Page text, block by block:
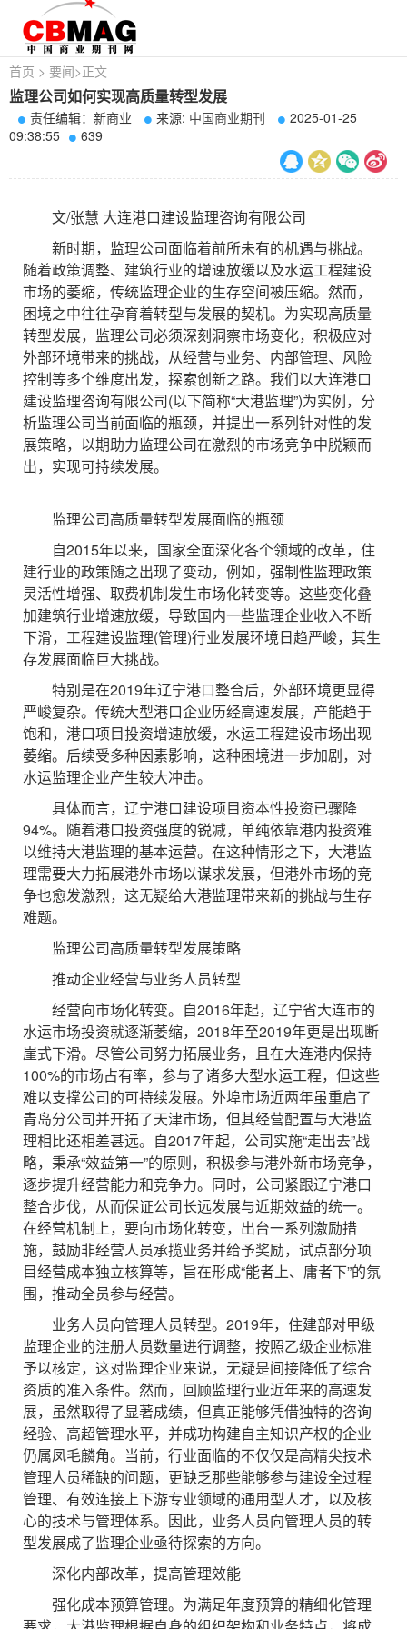
首页 > 要闻>正文
监理公司如何实现高质量转型发展
责任编辑：新商业 来源: 中国商业期刊
2025-01-25
09:38:55
639
文/张慧 大连港口建设监理咨询有限公司
新时期，监理公司面临着前所未有的机遇与挑战。
随着政策调整、建筑行业的增速放缓以及水运工程建设
市场的萎缩，传统监理企业的生存空间被压缩。然而，
困境之中往往孕育着转型与发展的契机。为实现高质量
转型发展，监理公司必须深刻洞察市场变化，积极应对
外部环境带来的挑战，从经营与业务、内部管理、风险
控制等多个维度出发，探索创新之路。我们以大连港口
建设监理咨询有限公司(以下简称“大港监理”)为实例，分
析监理公司当前面临的瓶颈，并提出一系列针对性的发
展策略，以期助力监理公司在激烈的市场竞争中脱颖而
出，实现可持续发展。
监理公司高质量转型发展面临的瓶颈
自2015年以来，国家全面深化各个领域的改革，住
建行业的政策随之出现了变动，例如，强制性监理政策
灵活性增强、取费机制发生市场化转变等。这些变化叠
加建筑行业增速放缓，导致国内一些监理企业收入不断
下滑，工程建设监理(管理)行业发展环境日趋严峻，其生
存发展面临巨大挑战。
特别是在2019年辽宁港口整合后，外部环境更显得
严峻复杂。传统大型港口企业历经高速发展，产能趋于
饱和，港口项目投资增速放缓，水运工程建设市场出现
萎缩。后续受多种因素影响，这种困境进一步加剧，对
水运监理企业产生较大冲击。
具体而言，辽宁港口建设项目资本性投资已骤降
94%。随着港口投资强度的锐减，单纯依靠港内投资难
以维持大港监理的基本运营。在这种情形之下，大港监
理需要大力拓展港外市场以谋求发展，但港外市场的竞
争也愈发激烈，这无疑给大港监理带来新的挑战与生存
难题。
监理公司高质量转型发展策略
推动企业经营与业务人员转型
经营向市场化转变。自2016年起，辽宁省大连市的
水运市场投资就逐渐萎缩，2018年至2019年更是出现断
崖式下滑。尽管公司努力拓展业务，且在大连港内保持
100%的市场占有率，参与了诸多大型水运工程，但这些
难以支撑公司的可持续发展。外埠市场近两年虽重启了
青岛分公司并开拓了天津市场，但其经营配置与大港监
理相比还相差甚远。自2017年起，公司实施“走出去”战
略，秉承“效益第一”的原则，积极参与港外新市场竞争，
逐步提升经营能力和竞争力。同时，公司紧跟辽宁港口
整合步伐，从而保证公司长远发展与近期效益的统一。
在经营机制上，要向市场化转变，出台一系列激励措
施，鼓励非经营人员承揽业务并给予奖励，试点部分项
目经营成本独立核算等，旨在形成“能者上、庸者下”的氛
围，推动全员参与经营。
业务人员向管理人员转型。2019年，住建部对甲级
监理企业的注册人员数量进行调整，按照乙级企业标准
予以核定，这对监理企业来说，无疑是间接降低了综合
资质的准入条件。然而，回顾监理行业近年来的高速发
展，虽然取得了显著成绩，但真正能够凭借独特的咨询
经验、高超管理水平，并成功构建自主知识产权的企业
仍属凤毛麟角。当前，行业面临的不仅仅是高精尖技术
管理人员稀缺的问题，更缺乏那些能够参与建设全过程
管理、有效连接上下游专业领域的通用型人才，以及核
心的技术与管理体系。因此，业务人员向管理人员的转
型发展成了监理企业亟待探索的方向。
深化内部改革，提高管理效能
强化成本预算管理。为满足年度预算的精细化管理